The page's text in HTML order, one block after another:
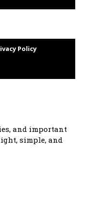
Policy
and important
simple, and